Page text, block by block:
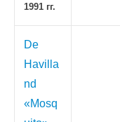
1991 гг.
De
Havilla
nd
«Mosq